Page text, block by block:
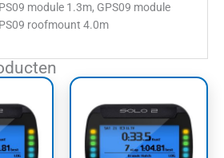
module 1.3m, GPS09 module
roofmount 4.0m
Prijsklasse:
tot
€1.461,08
tot
product
heeft
meerdere